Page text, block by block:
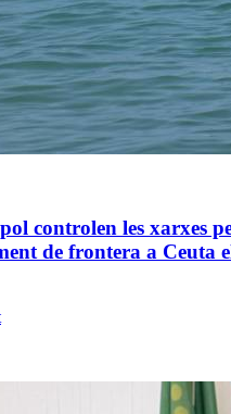
controlen les xarxes
de frontera a Ceuta